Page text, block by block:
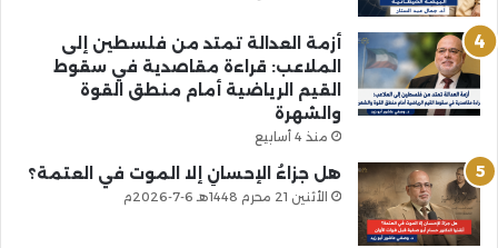
أزمة العدالة تمتد من فلسطين إلى
الملاعب: قراءة مقاصدية في سقوط
القيم الرياضية أمام منطق القوة
والشهرة
منذ 4 أسابيع
هل جزاءُ الإحسانِ إلا الموت في العتمة؟
الأثنين 21 محرم 1448هـ 6-7-2026م